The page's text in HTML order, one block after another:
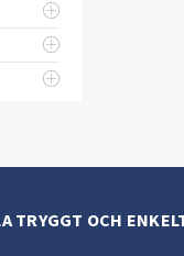
TRYGGT OCH